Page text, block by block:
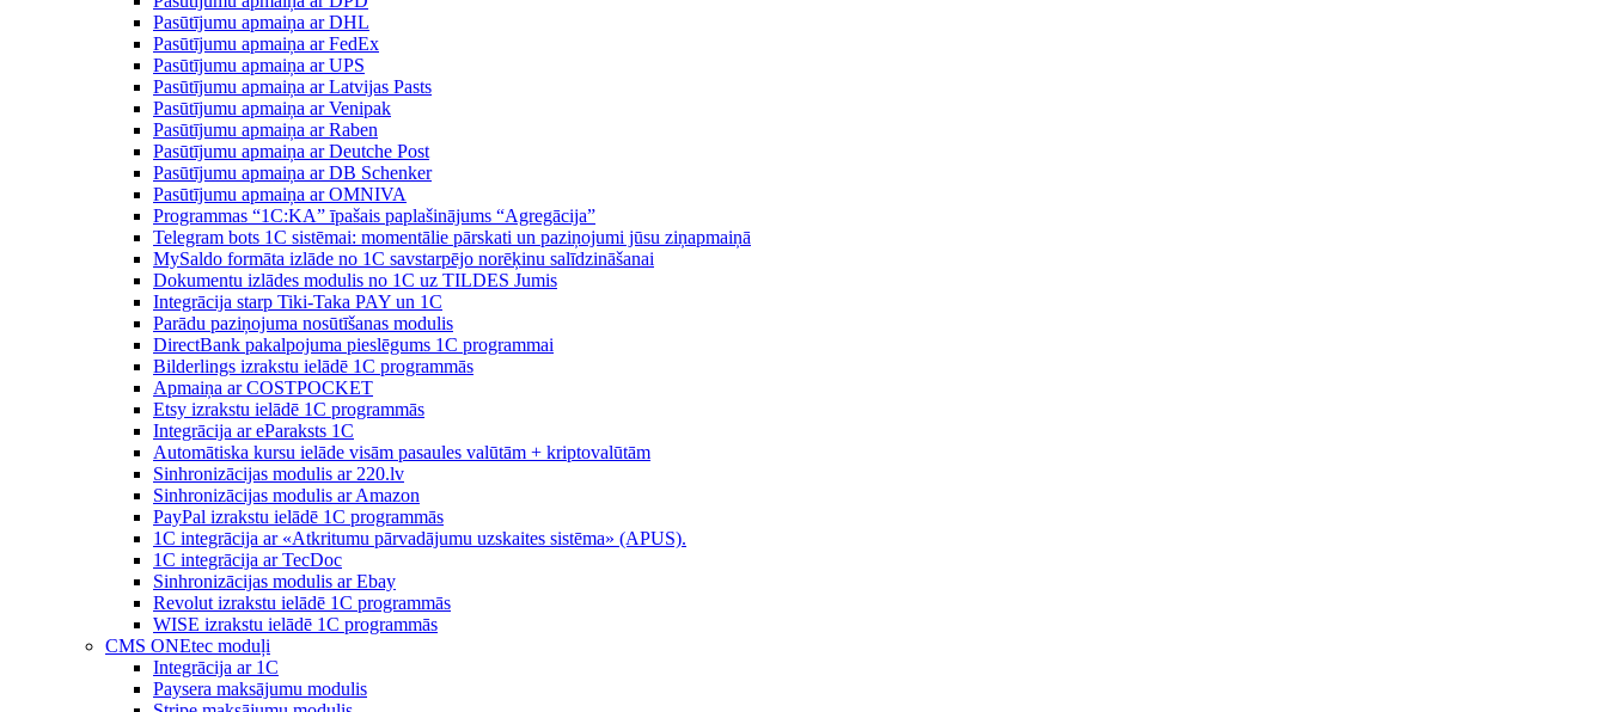
Pasūtījumu apmaiņa ar DHL
Pasūtījumu apmaiņa ar FedEx
Pasūtījumu apmaiņa ar UPS
Pasūtījumu apmaiņa ar Latvijas Pasts
Pasūtījumu apmaiņa ar Venipak
Pasūtījumu apmaiņa ar Raben
Pasūtījumu apmaiņa ar Deutche Post
Pasūtījumu apmaiņa ar DB Schenker
Pasūtījumu apmaiņa ar OMNIVA
Programmas “1C:KA” īpašais paplašinājums “Agregācija”
Telegram bots 1C sistēmai: momentālie pārskati un paziņojumi jūsu ziņapmaiņā
MySaldo formāta izlāde no 1C savstarpējo norēķinu salīdzināšanai
Dokumentu izlādes modulis no 1C uz TILDES Jumis
Integrācija starp Tiki-Taka PAY un 1C
Parādu paziņojuma nosūtīšanas modulis
DirectBank pakalpojuma pieslēgums 1C programmai
Bilderlings izrakstu ielādē 1C programmās
Apmaiņa ar COSTPOCKET
Etsy izrakstu ielādē 1C programmās
Integrācija ar eParaksts 1C
Automātiska kursu ielāde visām pasaules valūtām + kriptovalūtām
Sinhronizācijas modulis ar 220.lv
Sinhronizācijas modulis ar Amazon
PayPal izrakstu ielādē 1C programmās
1C integrācija ar «Atkritumu pārvadājumu uzskaites sistēma» (APUS).
1C integrācija ar TecDoc
Sinhronizācijas modulis ar Ebay
Revolut izrakstu ielādē 1C programmās
WISE izrakstu ielādē 1C programmās
CMS ONEtec moduļi
Integrācija ar 1C
Paysera maksājumu modulis